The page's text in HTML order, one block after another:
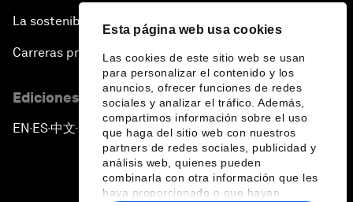
Esta página web usa cookies
Las cookies de este sitio web se usan
para personalizar el contenido y los
anuncios, ofrecer funciones de redes
sociales y analizar el tráfico. Además,
compartimos información sobre el uso
que haga del sitio web con nuestros
partners de redes sociales, publicidad y
análisis web, quienes pueden
combinarla con otra información que les
haya proporcionado o que hayan
La sostenibilidad en el Foro
Carreras profesionales
Ediciones en otros idiomas
EN ▪ ES▪中文▪ 日本語